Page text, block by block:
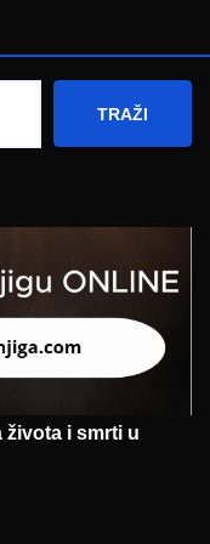
TRAŽI
života i smrti u